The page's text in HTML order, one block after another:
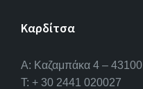
Καρδίτσα
Α: Καζαμπάκα 4 – 43100
T: + 30 2441 020027